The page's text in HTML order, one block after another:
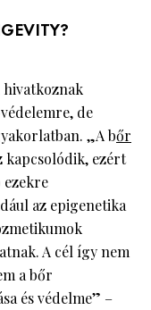
de
„A bőr
kapcsolódik, ezért
ezekre
az epigenetika
A cél így nem
a bőr
és védelme” –